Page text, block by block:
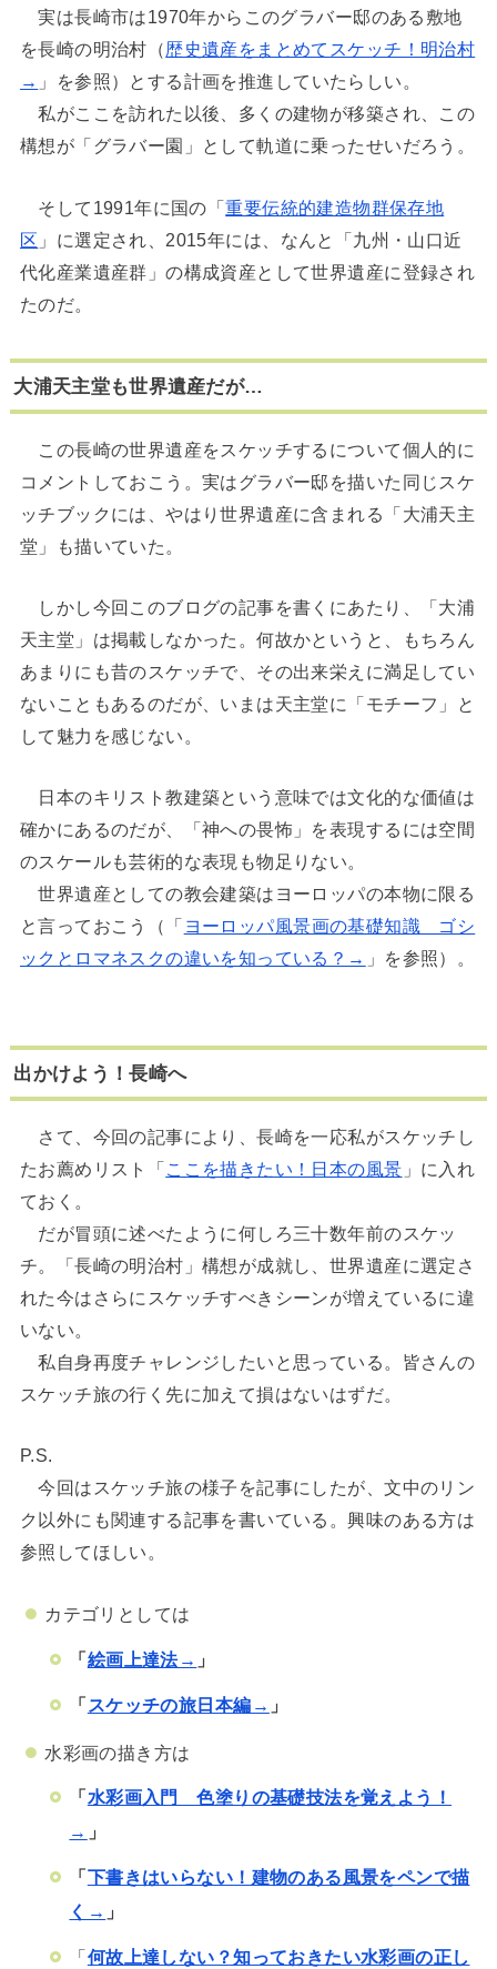
実は長崎市は1970年からこのグラバー邸のある敷地
を長崎の明治村（歴史遺産をまとめてスケッチ！明治村
→ 」を参照）とする計画を推進していたらしい。
私がここを訪れた以後、多くの建物が移築され、この
構想が「グラバー園」として軌道に乗ったせいだろう。
そして1991年に国の「重要伝統的建造物群保存地
区 」に選定され、2015年には、なんと「九州・山口近
代化産業遺産群」の構成資産として世界遺産に登録され
たのだ。
大浦天主堂も世界遺産だが…
この長崎の世界遺産をスケッチするについて個人的に
コメントしておこう。実はグラバー邸を描いた同じスケ
ッチブックには、やはり世界遺産に含まれる「大浦天主
堂」も描いていた。
しかし今回このブログの記事を書くにあたり、「大浦
天主堂」は掲載しなかった。何故かというと、もちろん
あまりにも昔のスケッチで、その出来栄えに満足してい
ないこともあるのだが、いまは天主堂に「モチーフ」と
して魅力を感じない。
日本のキリスト教建築という意味では文化的な価値は
確かにあるのだが、「神への畏怖」を表現するには空間
のスケールも芸術的な表現も物足りない。
世界遺産としての教会建築はヨーロッパの本物に限る
と言っておこう（「 ヨーロッパ風景画の基礎知識 ゴシ
ックとロマネスクの違いを知っている？→ 」を参照）。
出かけよう！長崎へ
さて、今回の記事により、長崎を一応私がスケッチし
たお薦めリスト「 ここを描きたい！日本の風景 」に入れ
ておく。
だが冒頭に述べたように何しろ三十数年前のスケッ
チ。「長崎の明治村」構想が成就し、世界遺産に選定さ
れた今はさらにスケッチすべきシーンが増えているに違
いない。
私自身再度チャレンジしたいと思っている。皆さんの
スケッチ旅の行く先に加えて損はないはずだ。
P.S.
今回はスケッチ旅の様子を記事にしたが、文中のリン
ク以外にも関連する記事を書いている。興味のある方は
参照してほしい。
カテゴリとしては
「絵画上達法→ 」
「 スケッチの旅日本編→ 」
水彩画の描き方は
「 水彩画入門 色塗りの基礎技法を覚えよう！
→ 」
「 下書きはいらない！建物のある風景をペンで描
く→ 」
「何故上達しない？知っておきたい水彩画の正し